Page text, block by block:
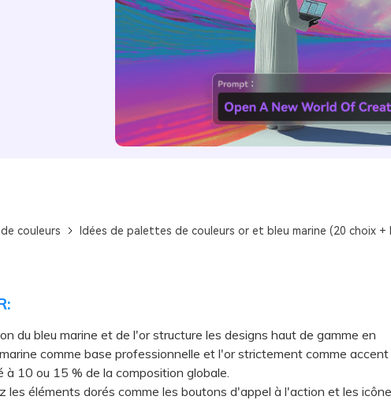
couleurs Idées de palettes de couleurs or et bleu marine (20 choix +
du bleu marine et de l'or structure les designs haut de gamme en
comme base professionnelle et l'or strictement comme accent
à 10 ou 15 % de la composition globale.
éléments dorés comme les boutons d'appel à l'action et les